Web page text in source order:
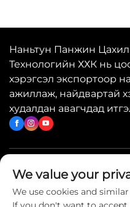
Наньтун Панжин
Технологийн ХХК нь
хэрэгсэл экспортоор
ажиллаж, найдвартай
худалдан авагчдад
Хурдан
We value your
We use cookies and